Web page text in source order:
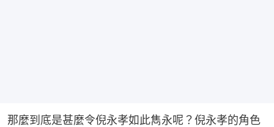
那麼到底是甚麼令倪永孝如此雋永呢？倪永孝的角色